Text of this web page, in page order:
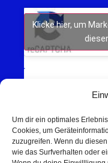
Um dir ein optimales
Cookies, um
zuzugreifen. Wenn du
wie das Surfverhalten oder
Klicke hier, um